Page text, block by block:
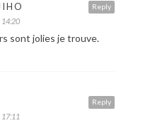
Reply
sont jolies je trouve.
Reply